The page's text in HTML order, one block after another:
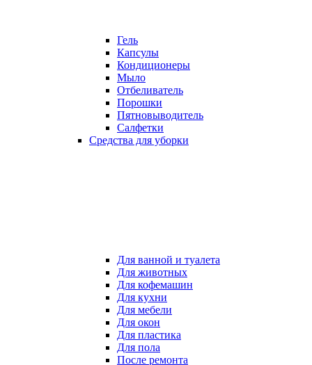
Гель
Капсулы
Кондиционеры
Мыло
Отбеливатель
Порошки
Пятновыводитель
Салфетки
Средства для уборки
Для ванной и туалета
Для животных
Для кофемашин
Для кухни
Для мебели
Для окон
Для пластика
Для пола
После ремонта